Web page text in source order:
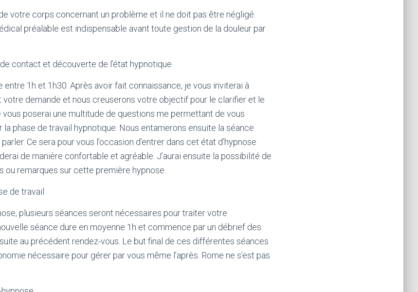
votre corps concernant un problème et il ne doit pas être négligé.
préalable est indispensable avant toute gestion de la douleur par
contact et découverte de l’état hypnotique
entre 1h et 1h30. Après avoir fait connaissance, je vous inviterai à
votre demande et nous creuserons votre objectif pour le clarifier et le
poserai une multitude de questions me permettant de vous
la phase de travail hypnotique. Nous entamerons ensuite la séance
Ce sera pour vous l’occasion d’entrer dans cet état d’hypnose
de manière confortable et agréable. J’aurai ensuite la possibilité de
ou remarques sur cette première hypnose.
de travail
plusieurs séances seront nécessaires pour traiter votre
séance dure en moyenne 1h et commence par un débrief des
au précédent rendez-vous. Le but final de ces différentes séances
nécessaire pour gérer par vous même l’après. Rome ne s’est pas